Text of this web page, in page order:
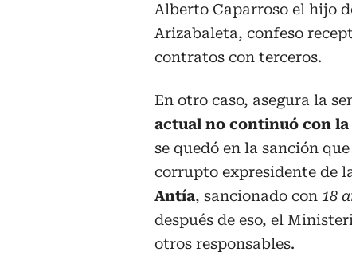
Alberto Caparroso el hijo
Arizabaleta, confeso
contratos con terceros.
En otro caso, asegura la
actual no continuó con
se quedó en la sanción
corrupto expresidente de
Antía, sancionado con 18
después de eso, el
otros responsables.